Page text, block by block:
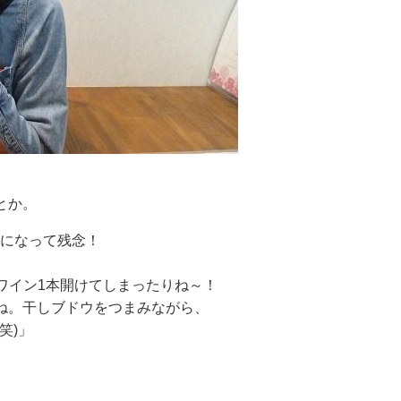
。
なって残念！
ン1本開けてしまったりね～！
干しブドウをつまみながら、
)」